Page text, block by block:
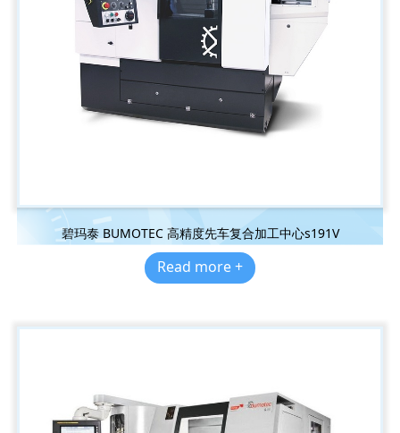
碧玛泰 BUMOTEC 高精度先车复合加工中心s191V
Read more +